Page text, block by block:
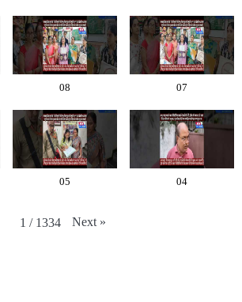
08 07
05 04
1 / 1334 Next »